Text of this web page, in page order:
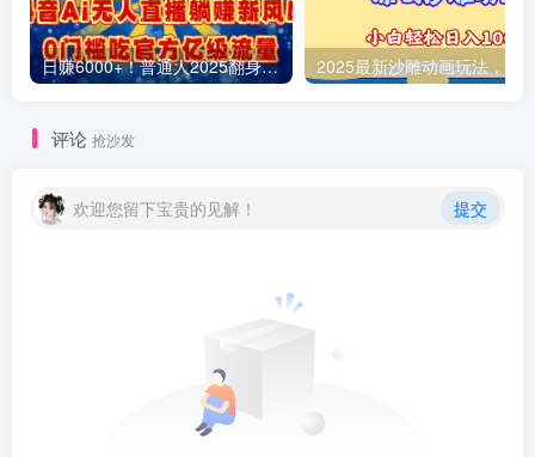
日赚6000+！普通人2025翻身必做项目，抖音Ai无人直播躺赚新风口，0门槛吃官方亿级流量
评论 抢沙发
欢迎您留下宝贵的见解！ 提交